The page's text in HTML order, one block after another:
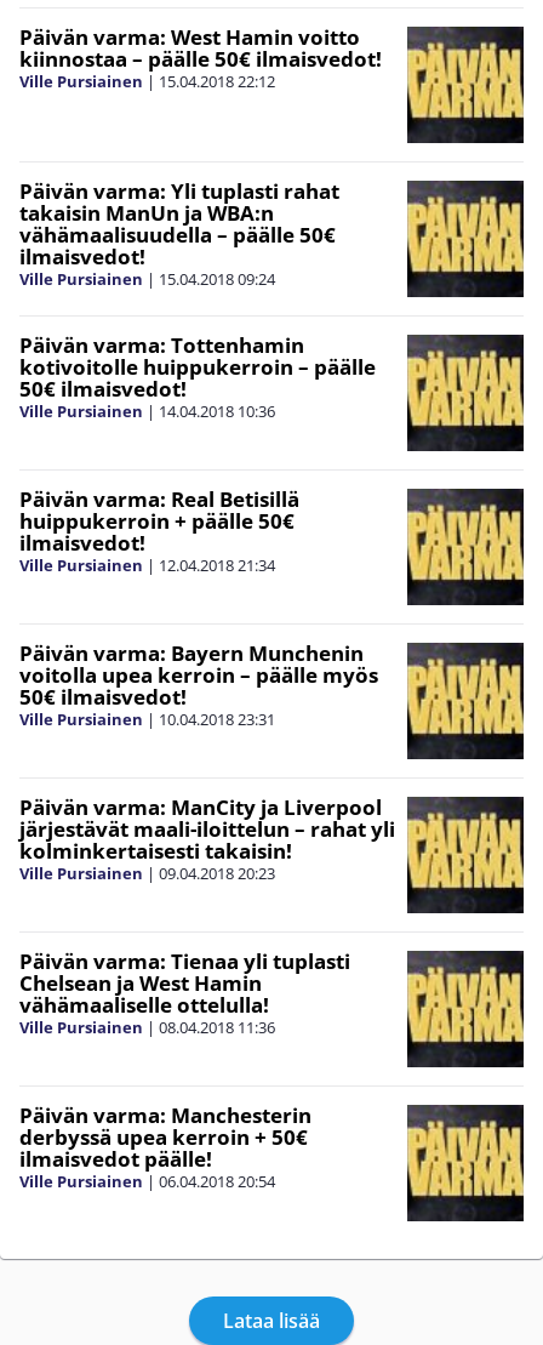
Päivän varma: West Hamin voitto
kiinnostaa – päälle 50€ ilmaisvedot!
Ville Pursiainen | 15.04.201822:12
Päivän varma: Yli tuplasti rahat
takaisin ManUn ja WBA:n
vähämaalisuudella – päälle 50€
ilmaisvedot!
Ville Pursiainen | 15.04.201809:24
Päivän varma: Tottenhamin
kotivoitolle huippukerroin – päälle
50€ ilmaisvedot!
Ville Pursiainen | 14.04.2018 10:36
Päivän varma: Real Betisillä
huippukerroin + päälle 50€
ilmaisvedot!
Ville Pursiainen | 12.04.201821:34
Päivän varma: Bayern Munchenin
voitolla upea kerroin – päälle myös
50€ ilmaisvedot!
Ville Pursiainen | 10.04.201823:31
Päivän varma: ManCity ja Liverpool
järjestävät maali-iloittelun – rahat yli
kolminkertaisesti takaisin!
Ville Pursiainen | 09.04.201820:23
Päivän varma: Tienaa yli tuplasti
Chelsean ja West Hamin
vähämaaliselle ottelulla!
Ville Pursiainen | 08.04.2018 11:36
Päivän varma: Manchesterin
derbyssä upea kerroin + 50€
ilmaisvedot päälle!
Ville Pursiainen | 06.04.201820:54
Lataa lisää